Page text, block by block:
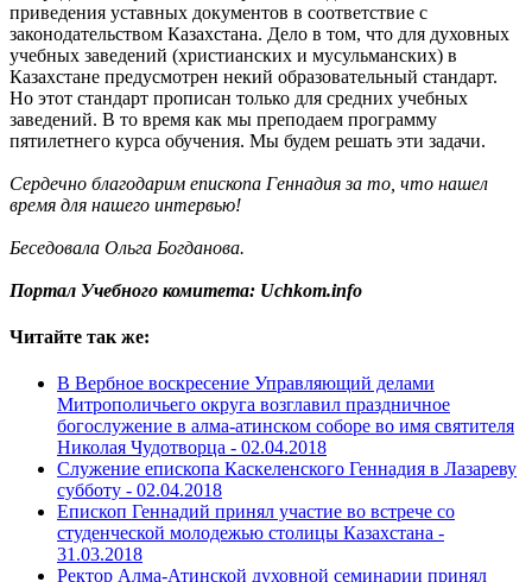
приведения уставных документов в соответствие с
законодательством Казахстана. Дело в том, что для духовных
учебных заведений (христианских и мусульманских) в
Казахстане предусмотрен некий образовательный стандарт.
Но этот стандарт прописан только для средних учебных
заведений. В то время как мы преподаем программу
пятилетнего курса обучения. Мы будем решать эти задачи.
Сердечно благодарим епископа Геннадия за то, что нашел
время для нашего интервью!
Беседовала Ольга Богданова.
Портал Учебного комитета: Uchkom.info
Читайте так же:
В Вербное воскресение Управляющий делами
Митрополичьего округа возглавил праздничное
богослужение в алма-атинском соборе во имя святителя
Николая Чудотворца - 02.04.2018
Служение епископа Каскеленского Геннадия в Лазареву
субботу - 02.04.2018
Епископ Геннадий принял участие во встрече со
студенческой молодежью столицы Казахстана -
31.03.2018
Ректор Алма-Атинской духовной семинарии принял